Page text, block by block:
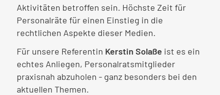
Aktivitäten betroffen sein. Höchste Zeit für
Personalräte für einen Einstieg in die
rechtlichen Aspekte dieser Medien.
Für unsere Referentin Kerstin Solaße ist es ein
echtes Anliegen, Personalratsmitglieder
praxisnah abzuholen - ganz besonders bei den
aktuellen Themen.